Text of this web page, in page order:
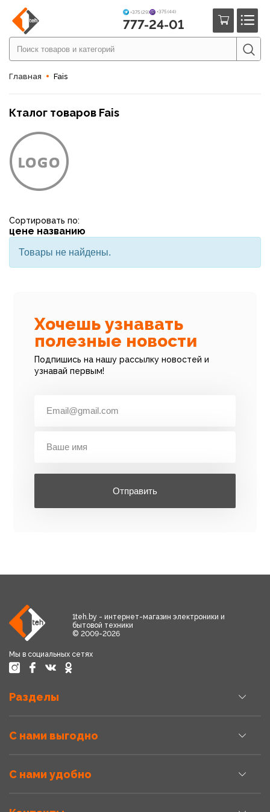
+375 (29) +375 (44)
777-24-01
Главная Fais
Кталог товаров Fais
Сортировать по:
цене названию
Товары не найдены.
Хочешь узнавать
полезные новости
Подпишись на нашу рассылку новостей и
узнавай первым!
Отправить
1teh.by - интернет-магазин электроники и
бытовой техники
© 2009-2026
Мы в социальных сетях
Разделы
С нами выгодно
С нами удобно